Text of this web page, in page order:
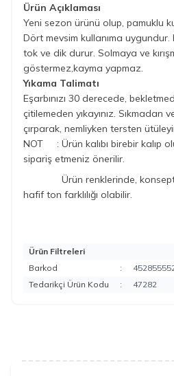
Ürün Açıklaması
Yeni sezon ürünü olup, pamuklu
Dört mevsim kullanıma uygundur.
tok ve dik durur. Solmaya ve
göstermez,kayma yapmaz.
Yıkama Talimatı
Eşarbınızı 30 derecede,
çitilemeden yıkayınız. Sıkmadan
çırparak, nemliyken tersten
NOT : Ürün kalıbı birebir kalıp
sipariş etmeniz önerilir.
Ürün renklerinde, konsept
hafif ton farklılığı olabilir.
Ürün Filtreleri
Barkod
:
Tedarikçi Ürün Kodu
: 47282